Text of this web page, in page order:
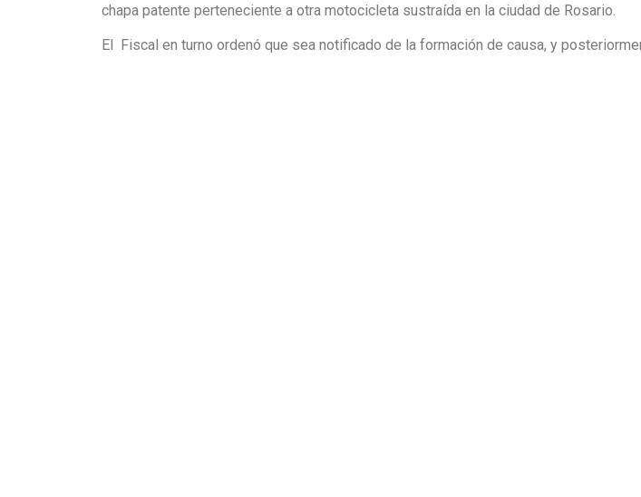
chapa patente perteneciente a otra motocicleta sustraída en la ciudad de Rosario.
El Fiscal en turno ordenó que sea notificado de la formación de causa, y